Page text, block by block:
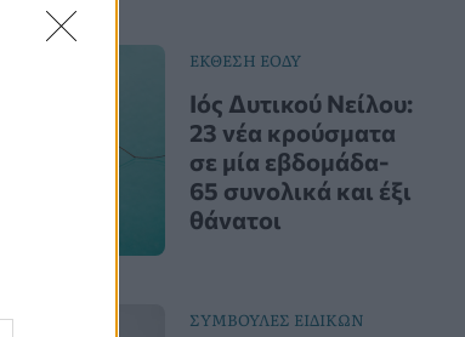
ΕΚΘΕΣΗ ΕΟΔΥ
Ιός Δυτικού Νείλου:
23 νέα κρούσματα
σε μία εβδομάδα-
65 συνολικά και έξι
θάνατοι
ΣΥΜΒΟΥΛΕΣ ΕΙΔΙΚΩΝ